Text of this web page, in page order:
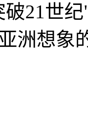
破21世
洲想象